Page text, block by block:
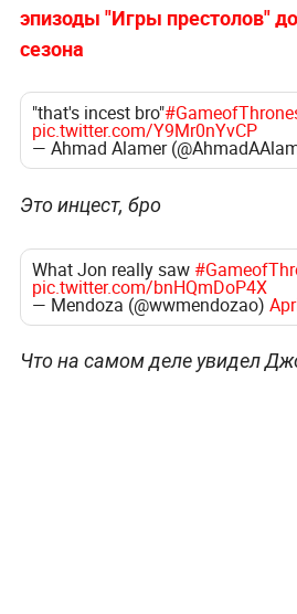
эпизоды "Игры престолов"
сезона
"that's incest bro"
pic.twitter.com/Y9Mr0nYvCP
— Ahmad Alamer
Это инцест, бро
What Jon really saw
pic.twitter.com/bnHQmDoP4X
— Mendoza (@wwmendozao)
Что на самом деле увидел